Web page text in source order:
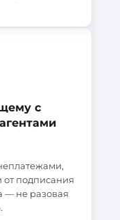
с
от подписания
— не разовая